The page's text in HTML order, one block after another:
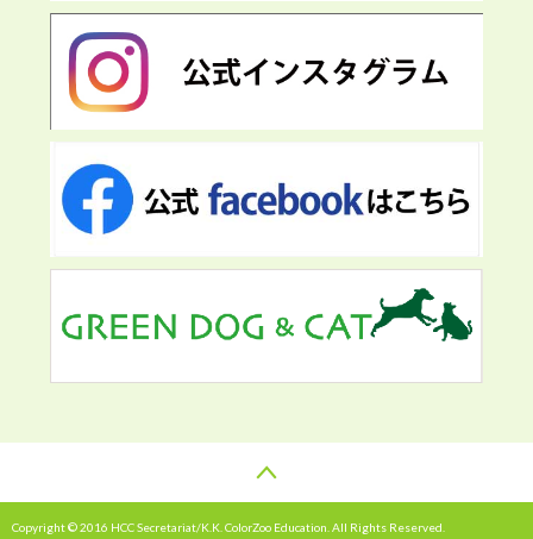
Copyright © 2016 HCC Secretariat/K.K. ColorZoo Education. All Rights Reserved.